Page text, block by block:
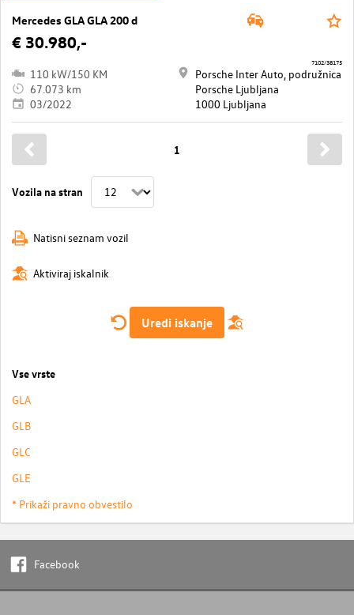
Mercedes GLA GLA 200 d
€ 30.980,-
110 kW/150 KM
67.073 km
03/2022
Porsche Inter Auto, podružnica
Porsche Ljubljana
1000 Ljubljana
7102/38175
Vozila na stran
1
Natisni seznam vozil
Aktiviraj iskalnik
Uredi iskanje
Vse vrste
GLA
GLB
GLC
GLE
* Prikaži pravno obvestilo
Facebook